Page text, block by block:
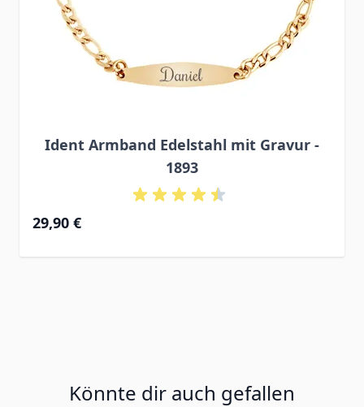
Ident Armband Edelstahl mit Gravur -
1893
29,90 €
Könnte dir auch gefallen